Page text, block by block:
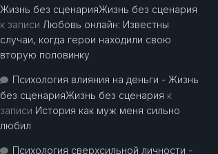
Жизнь без сценарияЖизнь без сценария
к записи Любовь онлайн: Известны
случаи, когда герои находили свою
вторую половинку
Психология влияния на деньги - Жизнь
без сценарияЖизнь без сценария к
записи История как муж меня сильно
любил
Психология сверхсильной личности -